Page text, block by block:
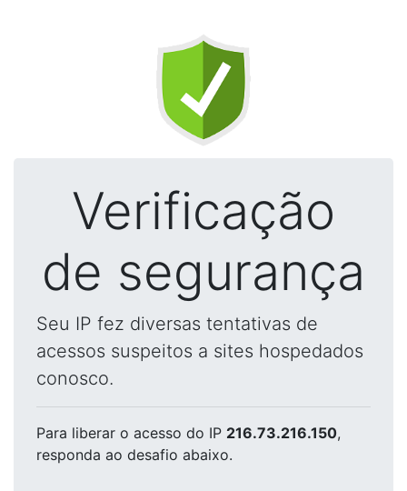
Verificação
de segurança
Seu IP fez diversas tentativas de
acessos suspeitos a sites hospedados
conosco.
Para liberar o acesso do IP 216.73.216.150,
responda ao desafio abaixo.